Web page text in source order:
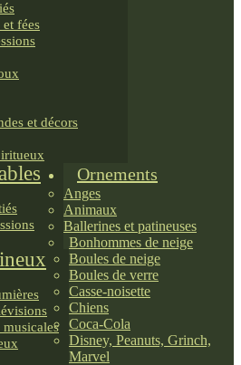
fées
et décors
musicales
Ornements
Anges
Animaux
Ballerines et patineuses
Bonhommes de neige
Boules de neige
Boules de verre
Casse-noisette
Chiens
Coca-Cola
Disney, Peanuts, Grinch,
Marvel